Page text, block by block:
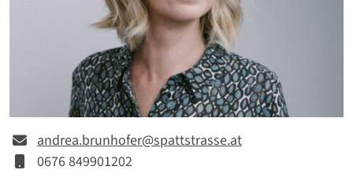
E-mailandrea.brunhofer@spattstrasse.at
Mobil0676 849901202